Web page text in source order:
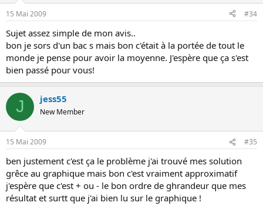
15 Mai 2009 #34
Sujet assez simple de mon avis..
bon je sors d'un bac s mais bon c'était à la portée de tout le
monde je pense pour avoir la moyenne. J'espère que ça s'est
bien passé pour vous!
J jess55
New Member
15 Mai 2009 #35
ben justement c'est ça le problème j'ai trouvé mes solution
grêce au graphique mais bon c'est vraiment approximatif
j'espère que c'est + ou - le bon ordre de ghrandeur que mes
résultat et surtt que j'ai bien lu sur le graphique !